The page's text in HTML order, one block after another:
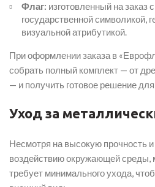
Флаг: изготовленный на заказ
государственной символикой,
визуальной атрибутикой.
При оформлении заказа в
собрать полный комплект — от
— и получить готовое решение
Уход за
Несмотря на высокую прочность и
воздействию окружающей среды,
требует минимального ухода,